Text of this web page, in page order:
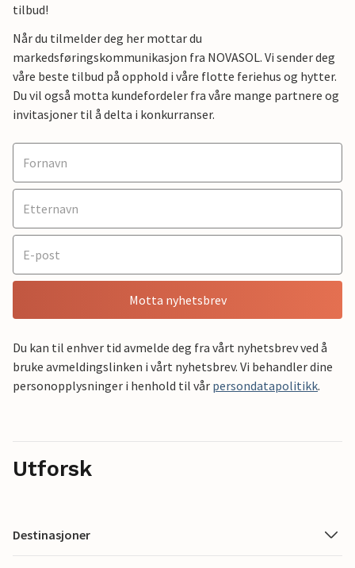
tilbud!
Når du tilmelder deg her mottar du
markedsføringskommunikasjon fra NOVASOL. Vi sender deg
våre beste tilbud på opphold i våre flotte feriehus og hytter.
Du vil også motta kundefordeler fra våre mange partnere og
invitasjoner til å delta i konkurranser.
Motta nyhetsbrev
Du kan til enhver tid avmelde deg fra vårt nyhetsbrev ved å
bruke avmeldingslinken i vårt nyhetsbrev. Vi behandler dine
personopplysninger i henhold til vår persondatapolitikk.
Utforsk
Destinasjoner